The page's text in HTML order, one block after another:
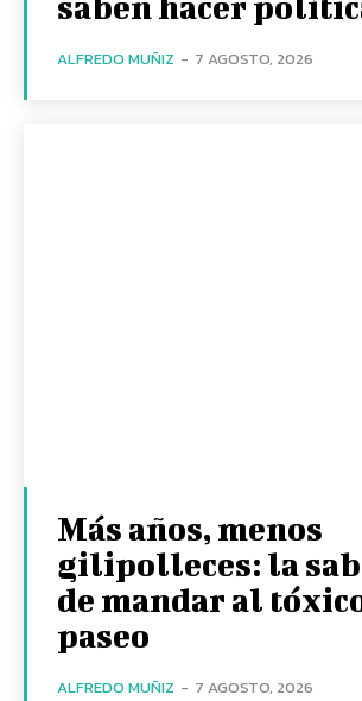
ALFREDO MUÑIZ - 7 AGOSTO, 2026
Más años, menos
gilipolleces: la
de mandar al
paseo
ALFREDO MUÑIZ - 7 AGOSTO, 2026